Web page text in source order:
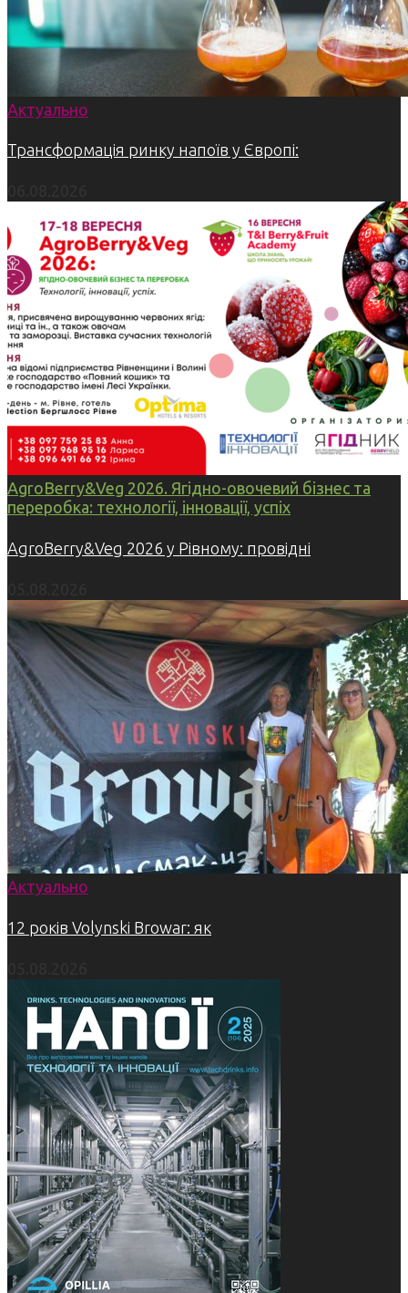
Актуально
Трансформація ринку напоїв у Європі:
AgroBerry&Veg 2026. Ягідно-овочевий бізнес та
переробка: технології, інновації, успіх
AgroBerry&Veg 2026 у Рівному: провідні
Актуально
12 років Volynski Browar: як